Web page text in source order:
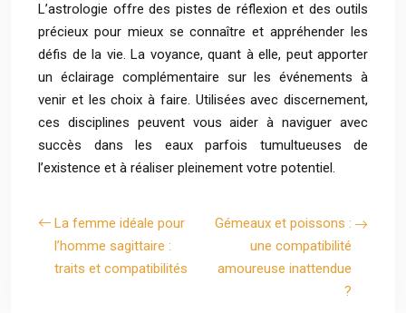
L’astrologie offre des pistes de réflexion et des outils
précieux pour mieux se connaître et appréhender les
défis de la vie. La voyance, quant à elle, peut apporter
un éclairage complémentaire sur les événements à
venir et les choix à faire. Utilisées avec discernement,
ces disciplines peuvent vous aider à naviguer avec
succès dans les eaux parfois tumultueuses de
l’existence et à réaliser pleinement votre potentiel.
La femme idéale pour
l’homme sagittaire :
traits et compatibilités
Gémeaux et poissons :
une compatibilité
amoureuse inattendue
?